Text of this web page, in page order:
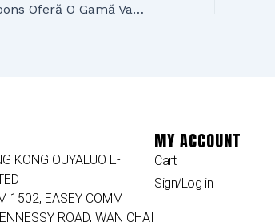
BubbleBaloons Oferă O Gamă Variata de Baloane
KONG OUYALUO E-
1502, EASEY COMM
ROAD, WAN CHAI
MY ACCOUNT
Cart
Sign/Log in